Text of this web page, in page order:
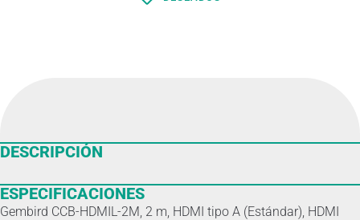
DESCRIPCIÓN
ESPECIFICACIONES
Gembird CCB-HDMIL-2M, 2 m, HDMI tipo A (Estándar), HDMI